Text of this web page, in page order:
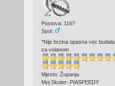
Postova: 1167
Spol:
*Nije brzina opasna vec budala
za volanom
Mjesto: Županja
Moj Skuter: PIASPEEDY